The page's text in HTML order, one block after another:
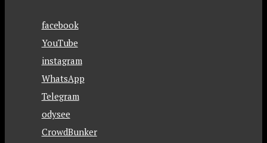
facebook
YouTube
instagram
WhatsApp
Telegram
odysee
CrowdBunker